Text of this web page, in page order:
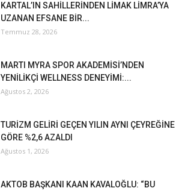
KARTAL’IN SAHİLLERİNDEN LİMAK LİMRA’YA
UZANAN EFSANE BİR...
Temmuz 28, 2026
MARTI MYRA SPOR AKADEMİSİ’NDEN
YENİLİKÇİ WELLNESS DENEYİMİ:...
Ağustos 2, 2026
TURİZM GELİRİ GEÇEN YILIN AYNI ÇEYREĞİNE
GÖRE %2,6 AZALDI
Ağustos 1, 2026
AKTOB BAŞKANI KAAN KAVALOĞLU: “BU